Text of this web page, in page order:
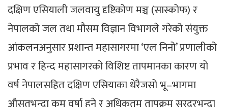
दक्षिण एसियाली जलवायु दृष्टिकोण मञ्च (सास्कोफ) र
नेपालको जल तथा मौसम विज्ञान विभागले गरेको संयुक्त
आंकलनअनुसार प्रशान्त महासागरमा ‘एल निनो’ प्रणालीको
प्रभाव र हिन्द महासागरको विशिष्ट तापमानका कारण यो
वर्ष नेपालसहित दक्षिण एसियाका धेरैजसो भू–भागमा